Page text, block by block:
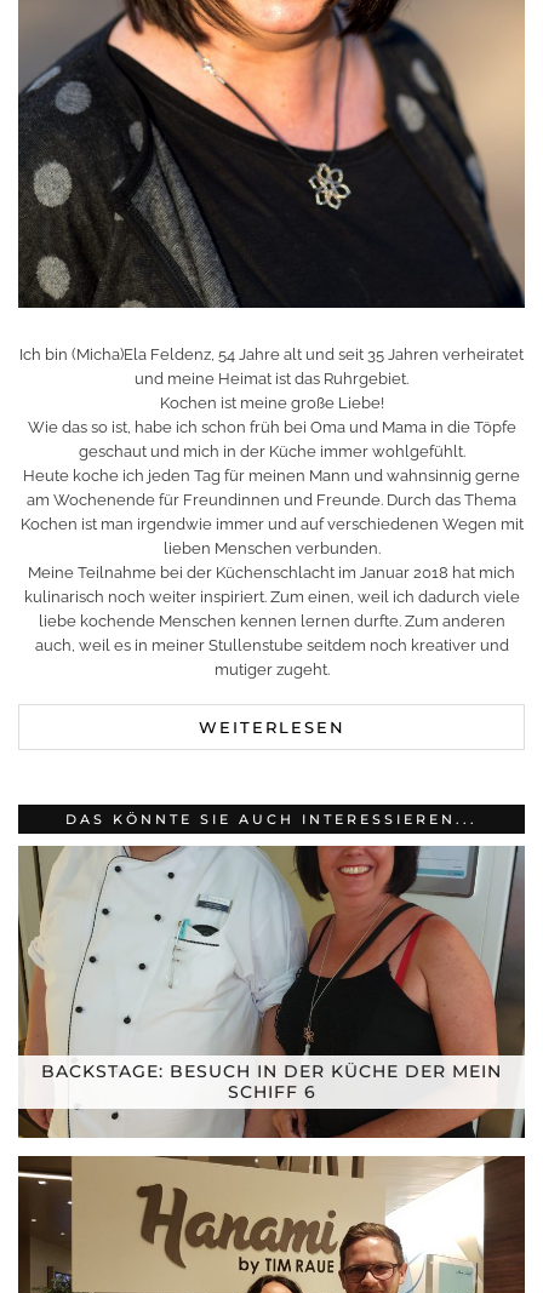
Ich bin (Micha)Ela Feldenz, 54 Jahre alt und seit 35 Jahren verheiratet
und meine Heimat ist das Ruhrgebiet.
Kochen ist meine große Liebe!
Wie das so ist, habe ich schon früh bei Oma und Mama in die Töpfe
geschaut und mich in der Küche immer wohlgefühlt.
Heute koche ich jeden Tag für meinen Mann und wahnsinnig gerne
am Wochenende für Freundinnen und Freunde. Durch das Thema
Kochen ist man irgendwie immer und auf verschiedenen Wegen mit
lieben Menschen verbunden.
Meine Teilnahme bei der Küchenschlacht im Januar 2018 hat mich
kulinarisch noch weiter inspiriert. Zum einen, weil ich dadurch viele
liebe kochende Menschen kennen lernen durfte. Zum anderen
auch, weil es in meiner Stullenstube seitdem noch kreativer und
mutiger zugeht.
WEITERLESEN
DAS KÖNNTE SIE AUCH INTERESSIEREN...
BACKSTAGE: BESUCH IN DER KÜCHE DER MEIN
SCHIFF 6